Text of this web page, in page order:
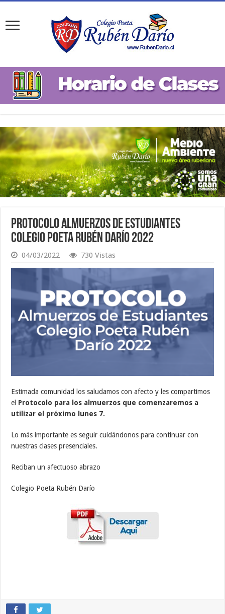
Protocolo Almuerzos de Estudiantes
Colegio Poeta Rubén Darío 2022
04/03/2022 730 Vistas
Estimada comunidad los saludamos con afecto y les compartimos
el Protocolo para los almuerzos que comenzaremos a
utilizar el próximo lunes 7.
Lo más importante es seguir cuidándonos para continuar con
nuestras clases presenciales.
Reciban un afectuoso abrazo
Colegio Poeta Rubén Darío